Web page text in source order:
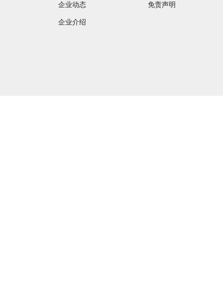
企业动态
企业介绍
免责声明